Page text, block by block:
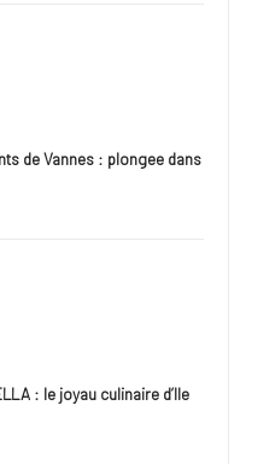
de Vannes : plongee dans
: le joyau culinaire d’Ile